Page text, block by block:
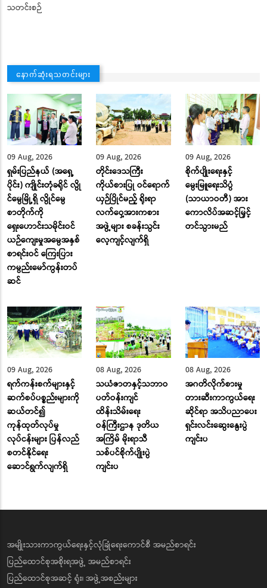
သတင်းစဉ်
နောက်ဆုံးရသတင်းများ
09 Aug, 2026
ရှမ်းပြည်နယ် (အရှေ့
ပိုင်း) ကျိုင်းတုံခရိုင် လွို
င်မွေမြို့ရှိ လွိုင်မွေ
စာတိုက်ကို
ရှေးဟောင်းသမိုင်းဝင်
ယဉ်ကျေးမှုအမွေအနှစ်
စာရင်းဝင် ကြေးပြား
ကမ္ပည်းမော်ကွန်းတပ်
ဆင်
09 Aug, 2026
တိုင်းဒေသကြီး
ကိုယ်စားပြု ဝင်ရောက်
ယှဉ်ပြိုင်မည့် ရိုးရာ
လက်ဝှေ့အားကစား
အဖွဲ့များ စခန်းသွင်း
လေ့ကျင့်လျက်ရှိ
09 Aug, 2026
စိုက်ပျိုးရေးနှင့်
မွေးမြူရေးသိပ္ပံ
(သာယာဝတီ) အား
ကောလိပ်အဆင့်မြှင့်
တင်သွားမည်
09 Aug, 2026
ရက်ကန်းစက်များနှင့်
ဆက်စပ်ပစ္စည်းများကို
ဆယ်တင်၍
ကုန်ထုတ်လုပ်မှု
လုပ်ငန်းများ ပြန်လည်
စတင်နိုင်ရေး
ဆောင်ရွက်လျက်ရှိ
08 Aug, 2026
သယံဇာတနှင့်သဘာဝ
ပတ်ဝန်းကျင်
ထိန်းသိမ်းရေး
ဝန်ကြီးဌာန ဒုတိယ
အကြိမ် မိုးရာသီ
သစ်ပင်စိုက်ပျိုးပွဲ
ကျင်းပ
08 Aug, 2026
အဂတိလိုက်စားမှု
တားဆီးကာကွယ်ရေး
ဆိုင်ရာ အသိပညာပေး
ရှင်းလင်းဆွေးနွေးပွဲ
ကျင်းပ
အမျိုးသားကာကွယ်ရေးနှင့်လုံခြုံရေးကောင်စီ အမည်စာရင်း
ပြည်ထောင်စုအစိုးရအဖွဲ့ အမည်စာရင်း
ပြည်ထောင်စုအဆင့် ရုံး၊ အဖွဲ့အစည်းများ